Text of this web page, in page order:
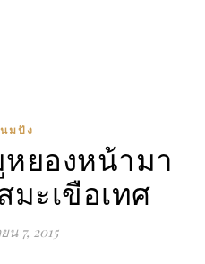
มปัง
ยองหน้ามา
มะเขือเทศ
7, 2015